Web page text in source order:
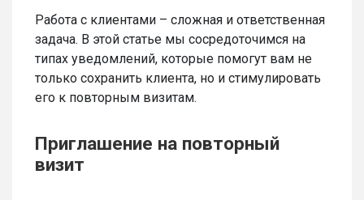
Работа с клиентами – сложная и ответственная
задача. В этой статье мы сосредоточимся на
типах уведомлений, которые помогут вам не
только сохранить клиента, но и стимулировать
его к повторным визитам.
Приглашение на повторный
визит